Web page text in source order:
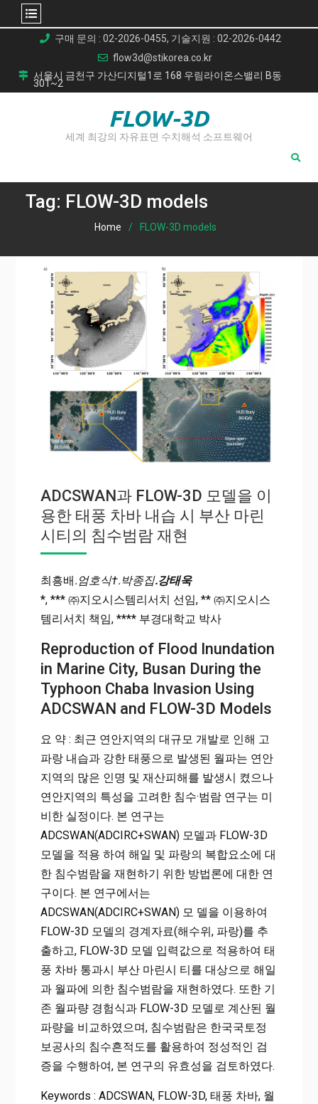
content
구매 문의 : 02-2026-0455, 기술지원 : 02-2026-0442
flow3d@stikorea.co.kr
서울시 금천구 가산디지털1로 168 우림라이온스밸리 B동
301~2
FLOW-3D
세계 최강의 자유표면 수치해석 소프트웨어
Tag: FLOW-3D models
Home FLOW-3D models
ADCSWAN과 FLOW-3D 모델을 이
용한 태풍 차바 내습 시 부산 마린
시티의 침수범람 재현
최흥배․엄호식†․박종집․강태욱
*, *** ㈜지오시스템리서치 선임, ** ㈜지오시스
템리서치 책임, **** 부경대학교 박사
Reproduction of Flood Inundation
in Marine City, Busan During the
Typhoon Chaba Invasion Using
ADCSWAN and FLOW-3D Models
요 약 : 최근 연안지역의 대규모 개발로 인해 고
파랑 내습과 강한 태풍으로 발생된 월파는 연안
지역의 많은 인명 및 재산피해를 발생시 켰으나
연안지역의 특성을 고려한 침수·범람 연구는 미
비한 실정이다. 본 연구는
ADCSWAN(ADCIRC+SWAN) 모델과 FLOW-3D
모델을 적용 하여 해일 및 파랑의 복합요소에 대
한 침수범람을 재현하기 위한 방법론에 대한 연
구이다. 본 연구에서는
ADCSWAN(ADCIRC+SWAN) 모 델을 이용하여
FLOW-3D 모델의 경계자료(해수위, 파랑)를 추
출하고, FLOW-3D 모델 입력값으로 적용하여 태
풍 차바 통과시 부산 마린시 티를 대상으로 해일
과 월파에 의한 침수범람을 재현하였다. 또한 기
존 월파량 경험식과 FLOW-3D 모델로 계산된 월
파량을 비교하였으며, 침수범람은 한국국토정
보공사의 침수흔적도를 활용하여 정성적인 검
증을 수행하여, 본 연구의 유효성을 검토하였다.
Keywords : ADCSWAN, FLOW-3D, 태풍 차바, 월